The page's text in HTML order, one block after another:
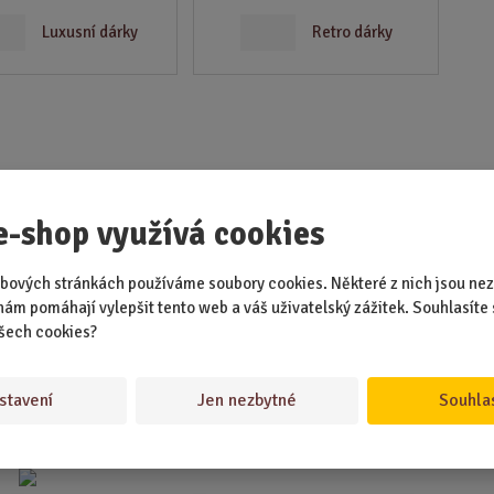
shop využívá cookies
stránkách používáme soubory cookies. Některé z nich jsou
pomáhají vylepšit tento web a váš uživatelský zážitek. Souhlasíte
cookies?
Jen nezbytné
.
Luxusní dárky Retro dárky